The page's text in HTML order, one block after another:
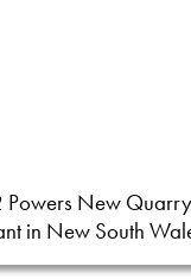
Powers New
in New South